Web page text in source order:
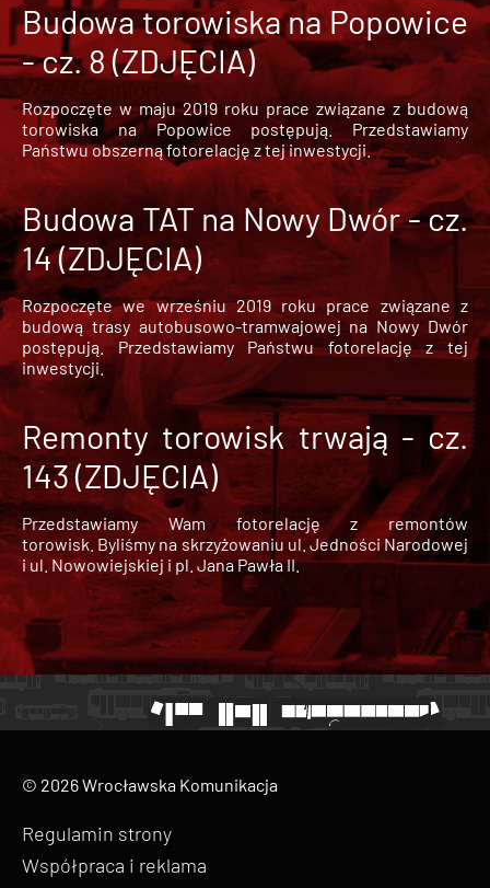
Budowa torowiska na Popowice
- cz. 8 (ZDJĘCIA)
Rozpoczęte w maju 2019 roku prace związane z budową
torowiska na Popowice
postępują. Przedstawiamy
Państwu obszerną fotorelację z tej inwestycji.
Budowa TAT na Nowy Dwór - cz.
14 (ZDJĘCIA)
Rozpoczęte we wrześniu 2019 roku prace związane z
budową trasy autobusowo-tramwajowej na Nowy Dwór
postępują. Przedstawiamy Państwu fotorelację z tej
inwestycji.
Remonty torowisk trwają - cz.
143 (ZDJĘCIA)
Przedstawiamy Wam fotorelację z remontów
torowisk. Byliśmy na skrzyżowaniu ul. Jedności Narodowej
i ul. Nowowiejskiej i pl. Jana Pawła II.
© 2026 Wrocławska Komunikacja
Regulamin strony
Współpraca i reklama